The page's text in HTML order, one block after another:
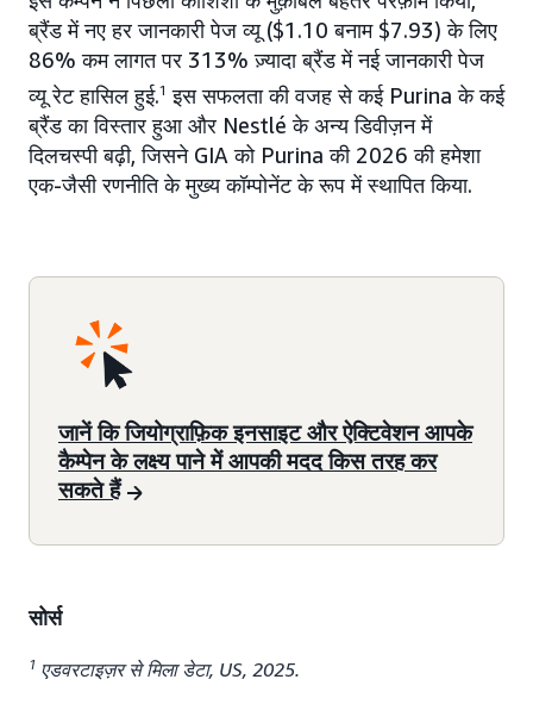
ब्रैंड में नए हर जानकारी पेज व्यू ($1.10 बनाम $7.93) के लिए
86% कम लागत पर 313% ज़्यादा ब्रैंड में नई जानकारी पेज
व्यू रेट हासिल हुई.1 इस सफलता की वजह से कई Purina के कई
ब्रैंड का विस्तार हुआ और Nestlé के अन्य डिवीज़न में
दिलचस्पी बढ़ी, जिसने GIA को Purina की 2026 की हमेशा
एक-जैसी रणनीति के मुख्य कॉम्पोनेंट के रूप में स्थापित किया.
जानें कि जियोग्राफ़िक इनसाइट और ऐक्टिवेशन आपके
कैम्पेन के लक्ष्य पाने में आपकी मदद किस तरह कर
सकते हैं
सोर्स
1 एडवरटाइज़र से मिला डेटा, US, 2025.